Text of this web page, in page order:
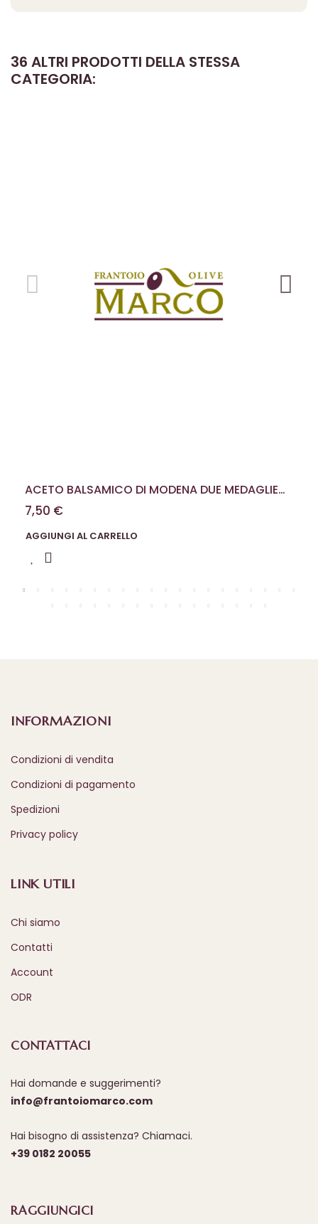
36 ALTRI PRODOTTI DELLA STESSA
CATEGORIA:
ACETO BALSAMICO DI MODENA DUE MEDAGLIE
D'ORO 100 ML
7,50 €
AGGIUNGI AL CARRELLO
INFORMAZIONI
Condizioni di vendita
Condizioni di pagamento
Spedizioni
Privacy policy
LINK UTILI
Chi siamo
Contatti
Account
ODR
CONTATTACI
Hai domande e suggerimenti?
info@frantoiomarco.com
Hai bisogno di assistenza? Chiamaci.
+39 0182 20055
RAGGIUNGICI